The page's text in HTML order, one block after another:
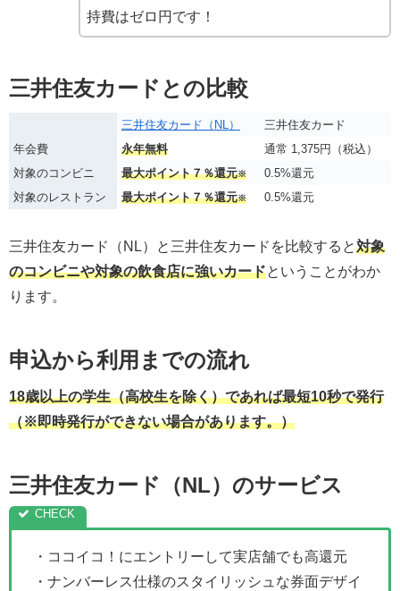
持費はゼロ円です！
三井住友カードとの比較
三井住友カード（NL）
三井住友カード
年会費
永年無料
通常 1,375円（税込）
対象のコンビニ
最大ポイント７％還元※
0.5%還元
対象のレストラン
最大ポイント７％還元※ 0.5%還元
三井住友カード（NL）と三井住友カードを比較すると対象
のコンビニや対象の飲食店に強いカードということがわか
ります。
申込から利用までの流れ
18歳以上の学生（高校生を除く）であれば最短10秒で発行
（※即時発行ができない場合があります。）
三井住友カード（NL）のサービス
・ココイコ！にエントリーして実店舗でも高還元
・ナンバーレス仕様のスタイリッシュな券面デザイ